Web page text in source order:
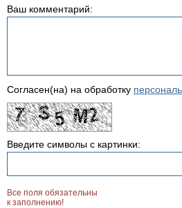
Ваш комментарий:
Согласен(на) на обработку
Введите символы с картинки:
Все поля обязательны
к заполнению!